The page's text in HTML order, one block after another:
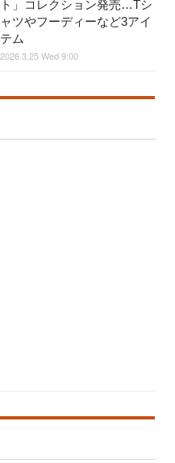
ト」コレクション発売…Tシ
ャツやフーディーなど3アイ
テム
2026.3.25 Wed 9:00